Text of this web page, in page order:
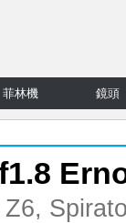
菲林機 鏡頭
Z6,